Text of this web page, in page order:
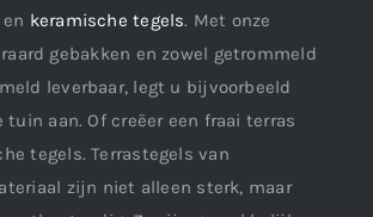
en keramische tegels. Met onze
gebakken en zowel getrommeld
leverbaar, legt u bijvoorbeeld
tuin aan. Of creëer een fraai terras
tegels. Terrastegels van
zijn niet alleen sterk, maar